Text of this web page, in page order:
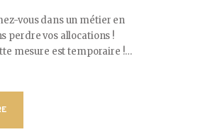
vous dans un métier en
perdre vos allocations !
mesure est temporaire !…